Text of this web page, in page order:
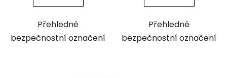
Přehledné
bezpečnostní označení
Přehledné
bezpečnostní označení